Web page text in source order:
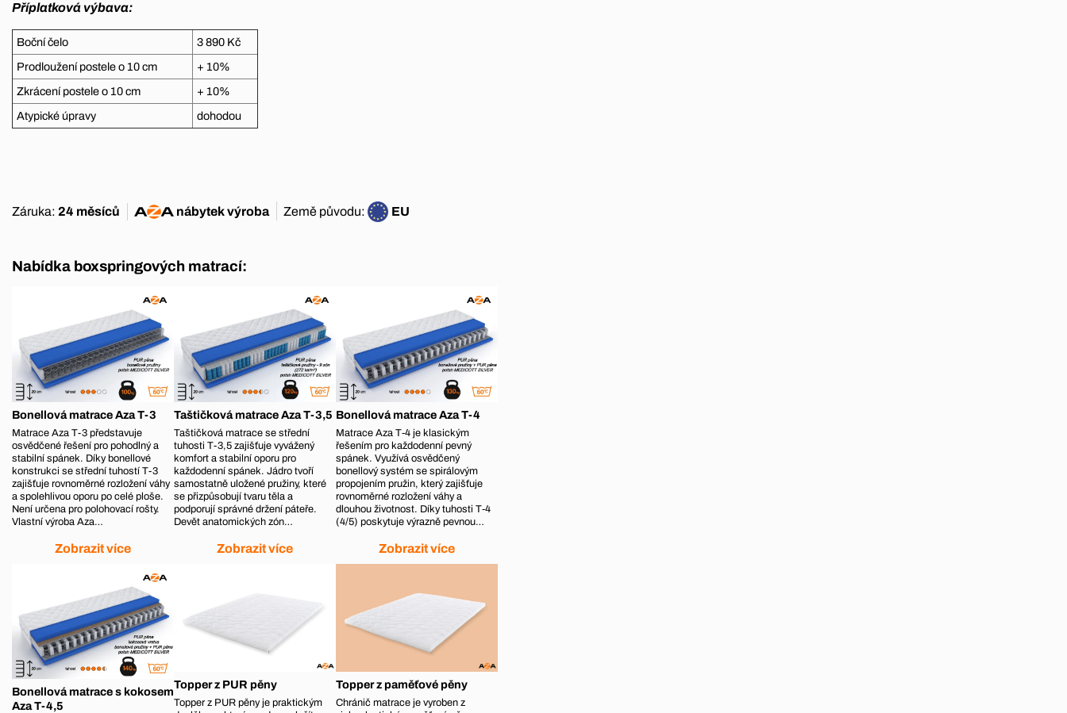
Příplatková výbava:
Boční čelo
3 890 Kč
Prodloužení postele o 10 cm
+ 10%
Zkrácení postele o 10 cm
+ 10%
Atypické úpravy
dohodou
Záruka: 24 měsíců nábytekvýroba Země původu: EU
Nabídka boxspringových matrací:
Bonellová matrace Aza T-3
Matrace Aza T-3 představuje
osvědčené řešení pro pohodlný a
stabilní spánek. Díky bonellové
konstrukci se střední tuhostí T-3
zajišťuje rovnoměrné rozložení váhy
a spolehlivou oporu po celé ploše.
Není určena pro polohovací rošty.
Vlastní výroba Aza…
Zobrazit více
Taštičková matrace Aza T-3,5
Taštičková matrace se střední
tuhosti T-3,5 zajišťuje vyvážený
komfort a stabilní oporu pro
každodenní spánek. Jádro tvoří
samostatně uložené pružiny, které
se přizpůsobují tvaru těla a
podporují správné držení páteře.
Devět anatomických zón…
Zobrazit více
Bonellová matrace Aza T-4
Matrace Aza T‑4 je klasickým
řešením pro každodenní pevný
spánek. Využívá osvědčený
bonellový systém se spirálovým
propojením pružin, který zajišťuje
rovnoměrné rozložení váhy a
dlouhou životnost. Díky tuhosti T‑4
(4/5) poskytuje výrazně pevnou…
Zobrazit více
Bonellová matrace s kokosem
Aza T-4,5
Topper z PUR pěny
Topper z PUR pěny je praktickým
Topper z paměťové pěny
Chránič matrace je vyroben z